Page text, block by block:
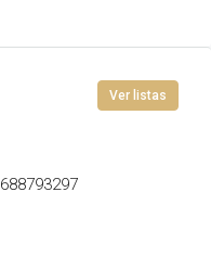
Ver listas
688793297